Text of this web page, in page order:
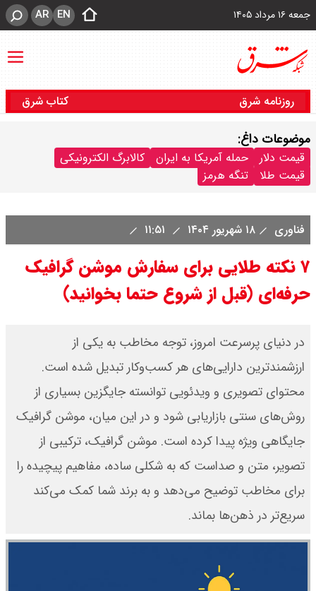
جمعه ۱۶ مرداد ۱۴۰۵ EN
AR
روزنامه شرق کتاب شرق
موضوعات داغ:
قیمت دلار حمله آمریکا به ایران
کالابرگ الکترونیکی
قیمت طلا
تنگه هرمز
فناوری ۱۸ شهریور ۱۴۰۴
۷ نکته طلایی برای سفارش موشن گرافیک
حرفه‌ای (قبل از شروع حتما بخوانید)
در دنیای پرسرعت امروز، توجه مخاطب به یکی از
ارزشمندترین دارایی‌های هر کسب‌وکار تبدیل شده است.
محتوای تصویری و ویدئویی توانسته جایگزین بسیاری از
روش‌های سنتی بازاریابی شود و در این میان، موشن گرافیک
جایگاهی ویژه پیدا کرده است. موشن گرافیک، ترکیبی از
تصویر، متن و صداست که به شکلی ساده، مفاهیم پیچیده را
برای مخاطب توضیح می‌دهد و به برند شما کمک می‌کند
سریع‌تر در ذهن‌ها بماند.